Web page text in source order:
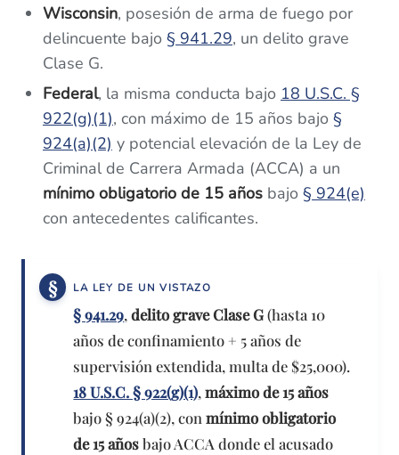
Wisconsin, posesión de arma de fuego por
delincuente bajo § 941.29, un delito grave
Clase G.
Federal, la misma conducta bajo 18 U.S.C. §
922(g)(1), con máximo de 15 años bajo §
924(a)(2) y potencial elevación de la Ley de
Criminal de Carrera Armada (ACCA) a un
mínimo obligatorio de 15 años bajo § 924(e)
con antecedentes calificantes.
LA LEY DE UN VISTAZO
§ 941.29,delito grave Clase G(hasta 10
años de confinamiento + 5 años de
supervisión extendida, multa de $25,000).
18 U.S.C. § 922(g)(1),máximo de 15 años
bajo § 924(a)(2), conmínimo obligatorio
de 15 añosbajo ACCA donde el acusado